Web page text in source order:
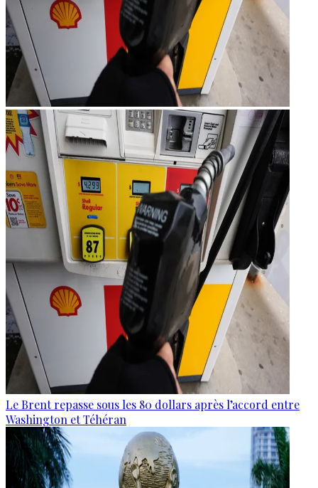
Le Brent repasse sous les 80 dollars après l’accord entre
Washington et Téhéran